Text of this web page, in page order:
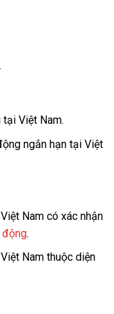
Việt Nam.
ngắn hạn tại Việt
Nam có xác nhận
.
Nam thuộc diện